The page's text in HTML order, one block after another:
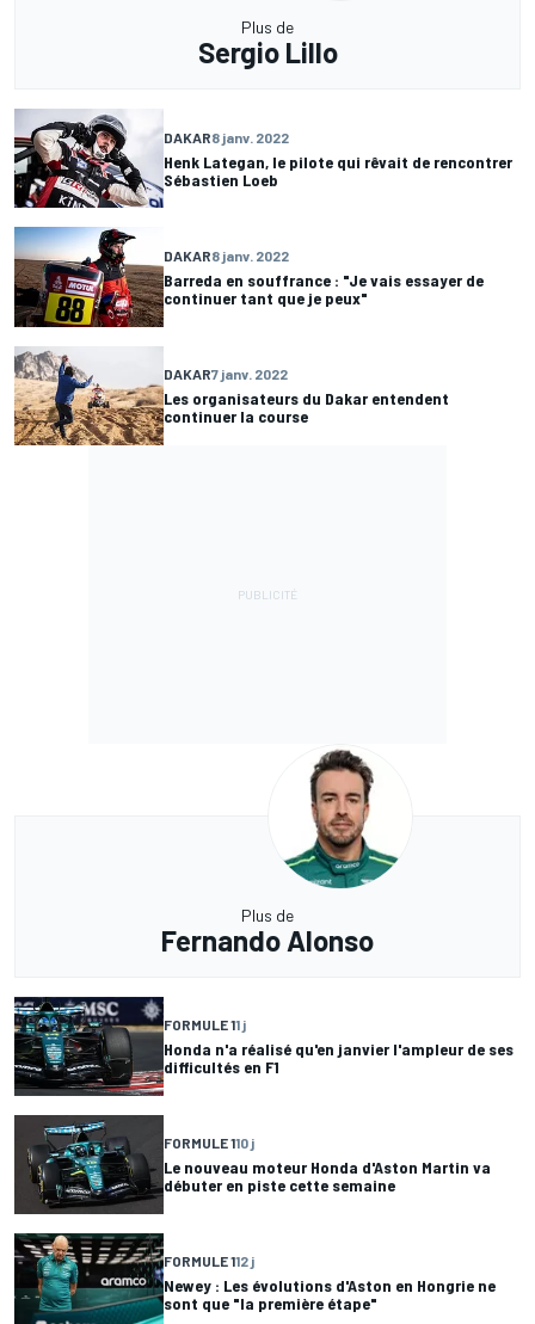
Plus de
Sergio Lillo
DAKAR8 janv. 2022
Henk Lategan, le pilote qui rêvait de rencontrer
Sébastien Loeb
DAKAR8 janv. 2022
Barreda en souffrance : "Je vais essayer de
continuer tant que je peux"
DAKAR7 janv. 2022
Les organisateurs du Dakar entendent
continuer la course
Plus de
Fernando Alonso
FORMULE 11 j
Honda n'a réalisé qu'en janvier l'ampleur de ses
difficultés en F1
FORMULE 110 j
Le nouveau moteur Honda d'Aston Martin va
débuter en piste cette semaine
FORMULE 112 j
Newey : Les évolutions d'Aston en Hongrie ne
sont que "la première étape"